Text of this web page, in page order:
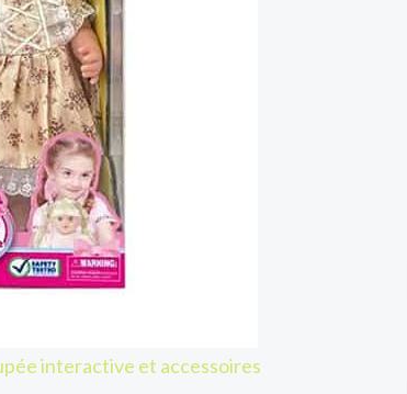
interactive et accessoires